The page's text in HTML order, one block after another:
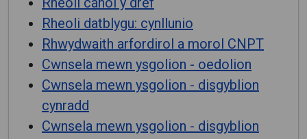
Rheoli datblygu: cynllunio
Rhwydwaith arfordirol a morol CNPT
Cwnsela mewn ysgolion - oedolion
Cwnsela mewn ysgolion - disgyblion
cynradd
Cwnsela mewn ysgolion - disgyblion